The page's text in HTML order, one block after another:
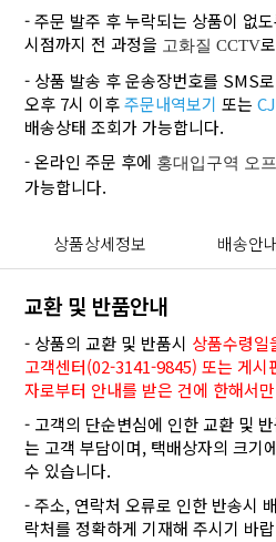
- 주문 발주 후 누락되는 상품이 없
시점까지 전 과정을 고화질 CCTV
- 상품 발송 후 운송장번호를 SMS
오후 7시 이후주문내역보기 또는
배송상태 조회가 가능합니다.
- 온라인 주문 후에 홍대입구역 오
가능합니다.
상품상세정보 배송안내
교환 및 반품안내
- 상품의 교환 및 반품시 상품수령일
고객센터(02-3141-9845) 또는 게시
자로부터 안내를 받은 건에 한해서
- 고객의 단순변심에 인한 교환 및
는 고객 부담이며, 택배상자의 크기
수 있습니다.
- 주소, 연락처 오류로 인한 반송시
락처를 정확하게 기재해 주시기 바